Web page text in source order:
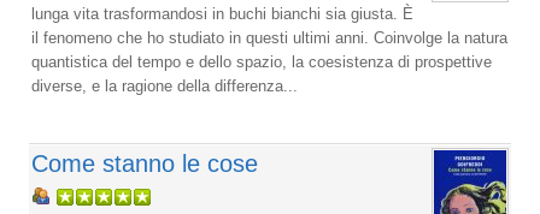
lunga vita trasformandosi in buchi bianchi sia giusta. È
il fenomeno che ho studiato in questi ultimi anni. Coinvolge la natura
quantistica del tempo e dello spazio, la coesistenza di prospettive
diverse, e la ragione della differenza...
Come stanno le cose